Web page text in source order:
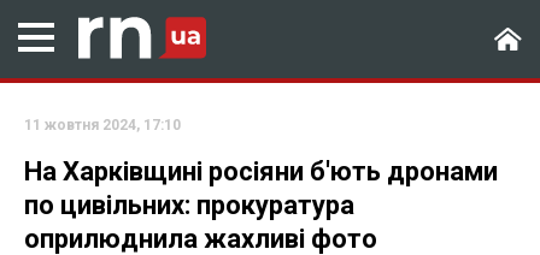
11 жовтня 2024, 17:10
На Харківщині росіяни б'ють дронами
по цивільних: прокуратура
оприлюднила жахливі фото